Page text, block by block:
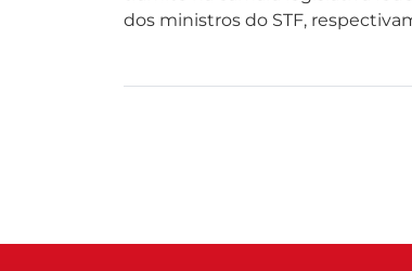
dos ministros do STF,